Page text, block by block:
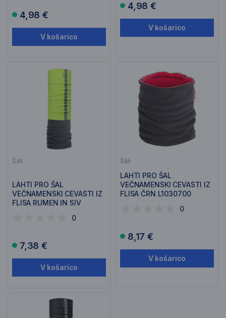
4,98 €
V košarico
4,98 €
V košarico
Šali
LAHTI PRO ŠAL
VEČNAMENSKI CEVASTI IZ
FLISA RUMEN IN SIV
0
7,38 €
V košarico
Šali
LAHTI PRO ŠAL
VEČNAMENSKI CEVASTI IZ
FLISA ČRN L1030700
0
8,17 €
V košarico